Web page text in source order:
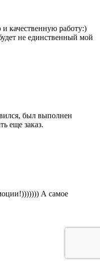
качественную работу:)
не единственный мой
был выполнен
еще заказ.
А самое